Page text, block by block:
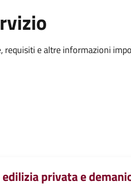
requisiti e altre informazioni
privata e